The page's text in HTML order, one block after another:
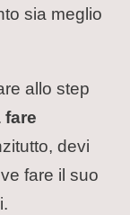
sia meglio
allo step
fare
devi
fare il suo